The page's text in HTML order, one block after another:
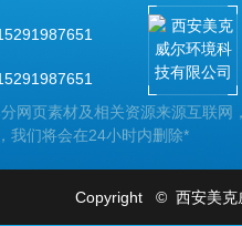
网页素材及相关资源来源互联网
我们将会在24小时内删除*
Copyright © 西安美克